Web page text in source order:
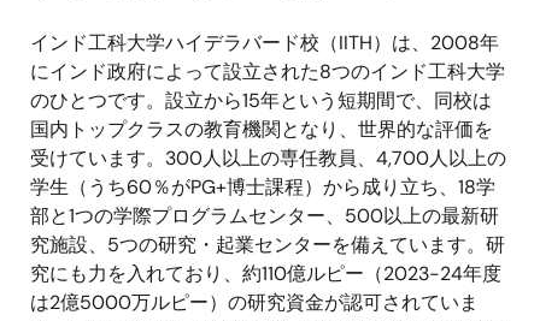
インド工科大学ハイデラバード校（IITH）は、 2008年
にインド政府によって設立された8つのインド工科大学
のひとつです。設立から15年という短期間で、同校は
国内トップクラスの教育機関となり、世界的な評価を
受けています。 300人以上の専任教員、 4,700人以上の
学生（うち60％がPG+博士課程）から成り立ち、 18学
部と1つの学際プログラムセンター、 500以上の最新研
究施設、 5つの研究・起業センターを備えています。研
究にも力を入れており、約110億ルピー（2023-24年度
は2億5000万ルピー）の研究資金が認可されていま